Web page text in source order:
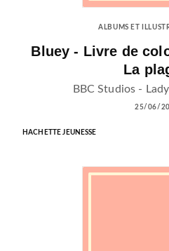
ALBUMS ET
Bluey - Livre de
La
BBC Studios -
25/06/
HACHETTE JEUNESSE